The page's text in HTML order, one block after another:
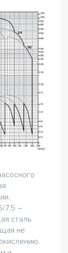
7.5 –
сталь
не